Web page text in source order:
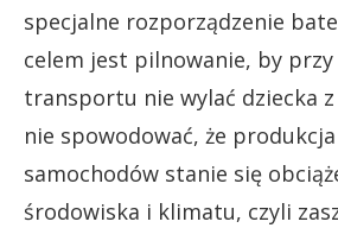
specjalne rozporządzenie
celem jest pilnowanie, by
transportu nie wylać dziecka z
nie spowodować, że
samochodów stanie się
środowiska i klimatu, czyli